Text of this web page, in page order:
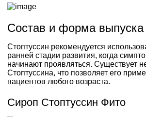
Состав и форма выпуска
Стоптуссин рекомендуется
ранней стадии развития, когда
начинают проявляться. Существует
Стоптуссина, что позволяет его
пациентов любого возраста.
Сироп Стоптуссин Фито